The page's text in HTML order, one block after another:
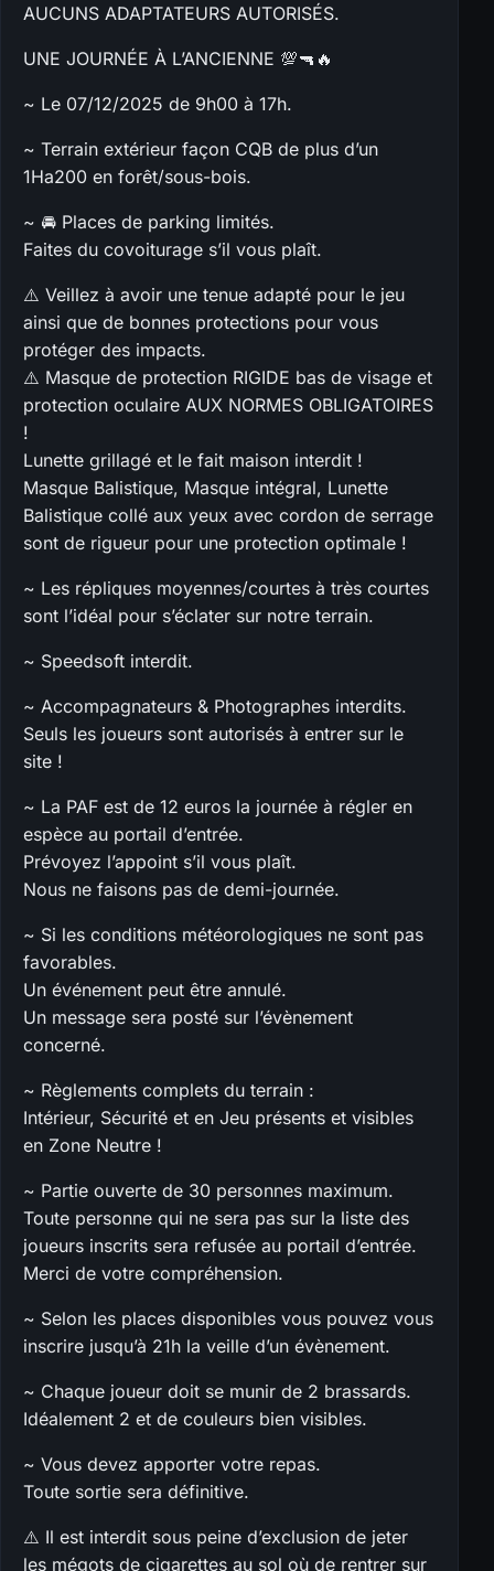
AUCUNS ADAPTATEURS AUTORISÉS.
UNE JOURNÉE À L’ANCIENNE 💯🔫🔥
~ Le 07/12/2025 de 9h00 à 17h.
~ Terrain extérieur façon CQB de plus d’un
1Ha200 en forêt/sous-bois.
~ 🚘 Places de parking limités.
Faites du covoiturage s’il vous plaît.
⚠️ Veillez à avoir une tenue adapté pour le jeu
ainsi que de bonnes protections pour vous
protéger des impacts.
⚠️ Masque de protection RIGIDE bas de visage et
protection oculaire AUX NORMES OBLIGATOIRES
!
Lunette grillagé et le fait maison interdit !
Masque Balistique, Masque intégral, Lunette
Balistique collé aux yeux avec cordon de serrage
sont de rigueur pour une protection optimale !
~ Les répliques moyennes/courtes à très courtes
sont l’idéal pour s’éclater sur notre terrain.
~ Speedsoft interdit.
~ Accompagnateurs & Photographes interdits.
Seuls les joueurs sont autorisés à entrer sur le
site !
~ La PAF est de 12 euros la journée à régler en
espèce au portail d’entrée.
Prévoyez l’appoint s’il vous plaît.
Nous ne faisons pas de demi-journée.
~ Si les conditions météorologiques ne sont pas
favorables.
Un événement peut être annulé.
Un message sera posté sur l’évènement
concerné.
~ Règlements complets du terrain :
Intérieur, Sécurité et en Jeu présents et visibles
en Zone Neutre !
~ Partie ouverte de 30 personnes maximum.
Toute personne qui ne sera pas sur la liste des
joueurs inscrits sera refusée au portail d’entrée.
Merci de votre compréhension.
~ Selon les places disponibles vous pouvez vous
inscrire jusqu’à 21h la veille d’un évènement.
~ Chaque joueur doit se munir de 2 brassards.
Idéalement 2 et de couleurs bien visibles.
~ Vous devez apporter votre repas.
Toute sortie sera définitive.
⚠️ Il est interdit sous peine d’exclusion de jeter
les mégots de cigarettes au sol où de rentrer sur